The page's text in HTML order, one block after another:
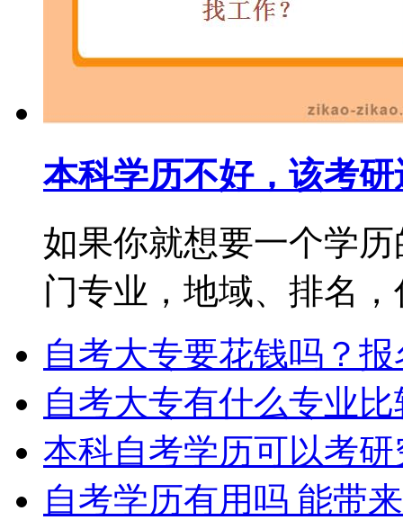
本科学历不好，该考
如果你就想要一个学
门专业，地域、排名，
自考大专要花钱吗？
自考大专有什么专业
本科自考学历可以考
自考学历有用吗 能带